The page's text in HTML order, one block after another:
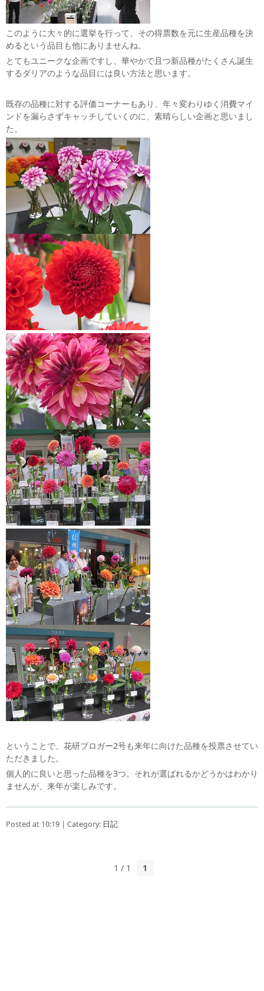
このように大々的に選挙を行って、その得票数を元に生産品種を決
めるという品目も他にありませんね。
とてもユニークな企画ですし、華やかで且つ新品種がたくさん誕生
するダリアのような品目には良い方法と思います。
既存の品種に対する評価コーナーもあり、年々変わりゆく消費マイ
ンドを漏らさずキャッチしていくのに、素晴らしい企画と思いまし
た。
ということで、花研ブロガー2号も来年に向けた品種を投票させてい
ただきました。
個人的に良いと思った品種を3つ。それが選ばれるかどうかはわかり
ませんが、来年が楽しみです。
Posted at 10:19 | Category: 日記
1 / 1 1